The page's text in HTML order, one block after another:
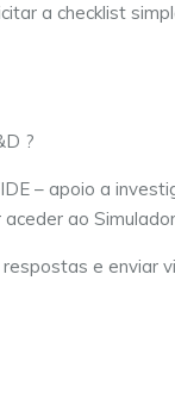
a checklist
?
– apoio a
ao
e enviar